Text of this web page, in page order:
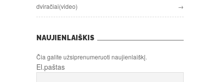
dviračiai(video)
→
NAUJIENLAIŠKIS
Čia galite užsiprenumeruoti naujienlaiškį.
El.paštas